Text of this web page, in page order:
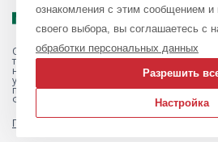
Обращаем ваше внимание на то, что
также вся информация о товарах и ценах,
носит исключительно информационный
условиях не является публичной
положениями Статьи 437 Гражданского
Федерации.
Политика обработки персональных данных
ознакомления с этим сообщением и
своего выбора, вы соглашаетесь с
обработки персональных данных
Разрешить
Настройка